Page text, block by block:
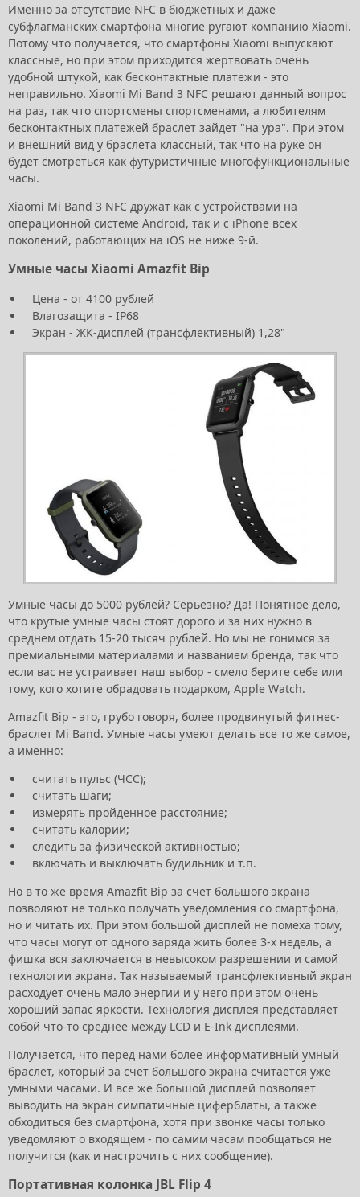
Именно за отсутствие NFC в бюджетных и даже
субфлагманских смартфона многие ругают компанию Xiaomi.
Потому что получается, что смартфоны Xiaomi выпускают
классные, но при этом приходится жертвовать очень
удобной штукой, как бесконтактные платежи - это
неправильно. Xiaomi Mi Band 3 NFC решают данный вопрос
на раз, так что спортсмены спортсменами, а любителям
бесконтактных платежей браслет зайдет "на ура". При этом
и внешний вид у браслета классный, так что на руке он
будет смотреться как футуристичные многофункциональные
часы.
Xiaomi Mi Band 3 NFC дружат как с устройствами на
операционной системе Android, так и с iPhone всех
поколений, работающих на iOS не ниже 9-й.
Умные часы Xiaomi Amazfit Bip
Цена - от 4100 рублей
Влагозащита - IP68
Экран - ЖК-дисплей (трансфлективный) 1,28"
Умные часы до 5000 рублей? Серьезно? Да! Понятное дело,
что крутые умные часы стоят дорого и за них нужно в
среднем отдать 15-20 тысяч рублей. Но мы не гонимся за
премиальными материалами и названием бренда, так что
если вас не устраивает наш выбор - смело берите себе или
тому, кого хотите обрадовать подарком, Apple Watch.
Amazfit Bip - это, грубо говоря, более продвинутый фитнес-
браслет Mi Band. Умные часы умеют делать все то же самое,
а именно:
считать пульс (ЧСС);
считать шаги;
измерять пройденное расстояние;
считать калории;
следить за физической активностью;
включать и выключать будильник и т.п.
Но в то же время Amazfit Bip за счет большого экрана
позволяют не только получать уведомления со смартфона,
но и читать их. При этом большой дисплей не помеха тому,
что часы могут от одного заряда жить более 3-х недель, а
фишка вся заключается в невысоком разрешении и самой
технологии экрана. Так называемый трансфлективный экран
расходует очень мало энергии и у него при этом очень
хороший запас яркости. Технология дисплея представляет
собой что-то среднее между LCD и E-Ink дисплеями.
Получается, что перед нами более информативный умный
браслет, который за счет большого экрана считается уже
умными часами. И все же большой дисплей позволяет
выводить на экран симпатичные циферблаты, а также
обходиться без смартфона, хотя при звонке часы только
уведомляют о входящем - по самим часам пообщаться не
получится (как и настрочить с них сообщение).
Портативная колонка JBL Flip 4